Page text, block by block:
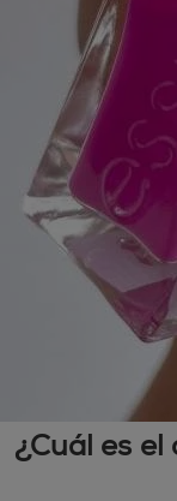
¿Cuál es